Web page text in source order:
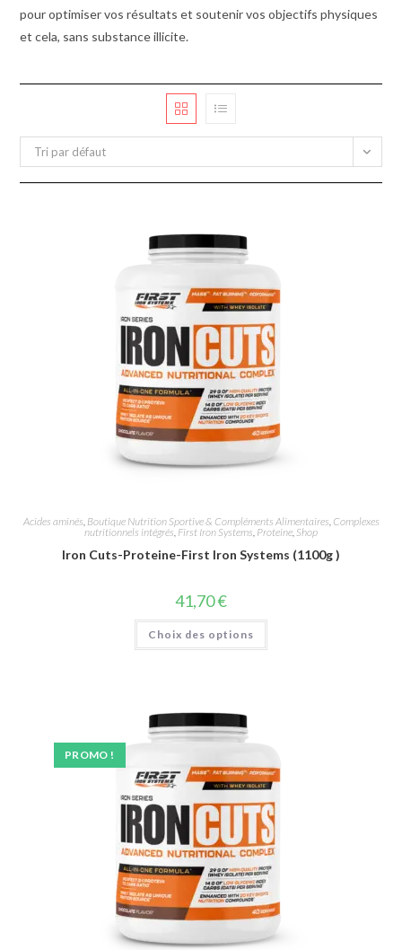
pour optimiser vos résultats et soutenir vos objectifs physiques
et cela, sans substance illicite.
Tri par défaut
Acides aminés, Boutique Nutrition Sportive & Compléments Alimentaires, Complexes
nutritionnels intégrés, First Iron Systems, Proteine, Shop
Iron Cuts-Proteine-First Iron Systems (1100g )
41,70€
Choix des options
PROMO !